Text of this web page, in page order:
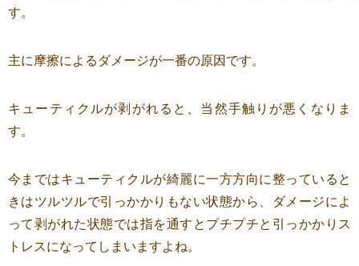
す。
主に摩擦によるダメージが一番の原因です。
キューティクルが剥がれると、当然手触りが悪くなりま
す。
今まではキューティクルが綺麗に一方方向に整っていると
きはツルツルで引っかかりもない状態から、ダメージによ
って剥がれた状態では指を通すとプチプチと引っかかりス
トレスになってしまいますよね。